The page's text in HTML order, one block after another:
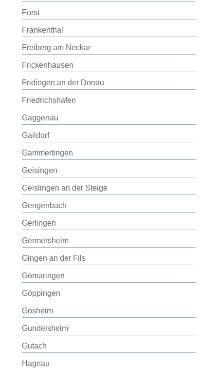
Forst
Frankenthal
Freiberg am Neckar
Frickenhausen
Fridingen an der Donau
Friedrichshafen
Gaggenau
Gaildorf
Gammertingen
Geisingen
Geislingen an der Steige
Gengenbach
Gerlingen
Germersheim
Gingen an der Fils
Gomaringen
Göppingen
Gosheim
Gundelsheim
Gutach
Hagnau